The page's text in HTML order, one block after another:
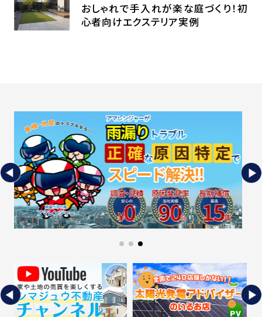
おしゃれで手入れが楽な庭づくり！初
心者向けエクステリア実例